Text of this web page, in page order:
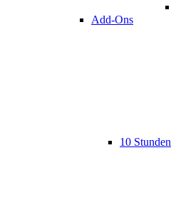
Add-Ons
10 Stunden